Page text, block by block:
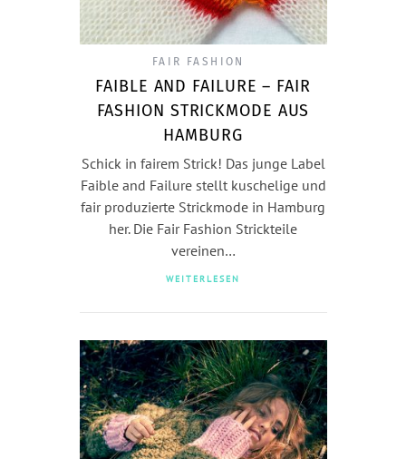
FAIR FASHION
FAIBLE AND FAILURE – FAIR
FASHION STRICKMODE AUS
HAMBURG
Schick in fairem Strick! Das junge Label
Faible and Failure stellt kuschelige und
fair produzierte Strickmode in Hamburg
her. Die Fair Fashion Strickteile
vereinen…
WEITERLESEN